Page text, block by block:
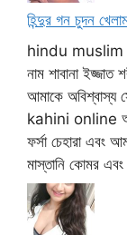
হিন্দুর গন চুদন
hindu muslim
নাম শাবানা
আমাকে অবিশ্বাস্য
kahini online
ফর্সা চেহারা
মাস্তানি কোমর